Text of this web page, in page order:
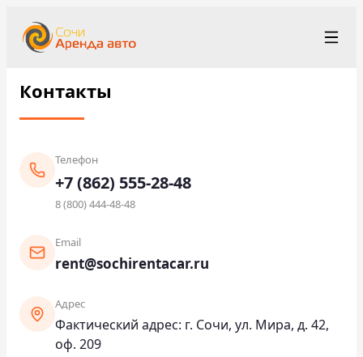
+7 (862) 555-28-48
Условия аренды
Парк автомобилей
Станции проката
Цены
Контакты
Телефон
+7 (862) 555-28-48
8 (800) 444-48-48
Email
rent@sochirentacar.ru
Адрес
Фактический адрес: г. Сочи, ул. Мира, д. 42,
оф. 209